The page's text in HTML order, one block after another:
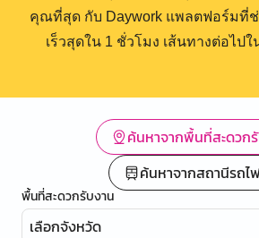
คุณที่สุด กับ Daywork แพลตฟอร์มที่
เร็วสุดใน 1 ชั่วโมง เส้นทางต่อไป
ค้นหาจากพื้นที่สะดวก
ค้นหาจากสถานีรถไ
พื้นที่สะดวกรับงาน
เลือกจังหวัด